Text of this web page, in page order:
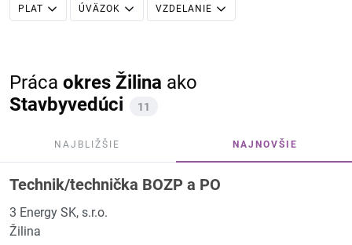
PLAT ÚVÄZOK VZDELANIE
Práca okres Žilina ako
Stavbyvedúci
11
NAJBLIŽŠIE NAJNOVŠIE
Technik/technička BOZP a PO
3 Energy SK, s.r.o.
Žilina